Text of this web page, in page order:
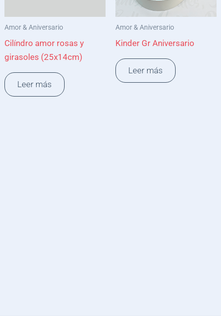
Amor & Aniversario
Cilíndro amor rosas y
girasoles (25x14cm)
Leer más
Amor & Aniversario
Kinder Gr Aniversario
Leer más